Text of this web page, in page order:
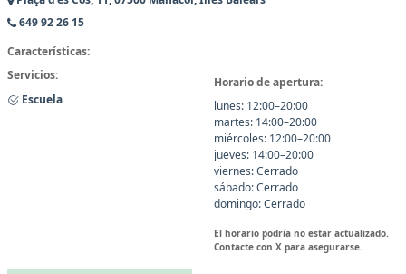
649 92 26 15
Características:
Servicios:
Escuela
Horario de apertura:
lunes: 12:00–20:00
martes: 14:00–20:00
miércoles: 12:00–20:00
jueves: 14:00–20:00
viernes: Cerrado
sábado: Cerrado
domingo: Cerrado
El horario podría no estar actualizado.
Contacte con X para asegurarse.